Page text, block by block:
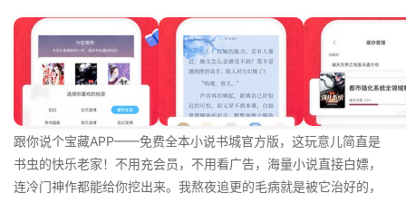
跟你说个宝藏APP——免费全本小说书城官方版，这玩意儿简直是
书虫的快乐老家！不用充会员，不用看广告，海量小说直接白嫖，
连冷门神作都能给你挖出来。我熬夜追更的毛病就是被它治好的，